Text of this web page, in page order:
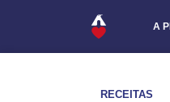
A
RECEITAS